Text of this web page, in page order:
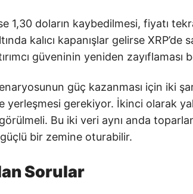
1,30 doların kaybedilmesi, fiyatı
kalıcı kapanışlar gelirse XRP’de
güveninin yeniden zayıflaması
güç kazanması için iki
yerleşmesi gerekiyor. İkinci olarak
Bu iki veri aynı anda
bir zemine oturabilir.
Sorular